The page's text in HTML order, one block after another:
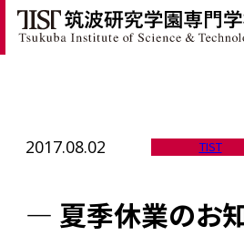
ホーム / TIST News / ― 夏季休
2017.08.02 TIST
― 夏季休業のお